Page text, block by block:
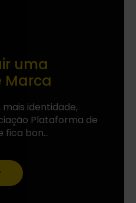
uma
Marca
identidade,
Plataforma de
fica bon...